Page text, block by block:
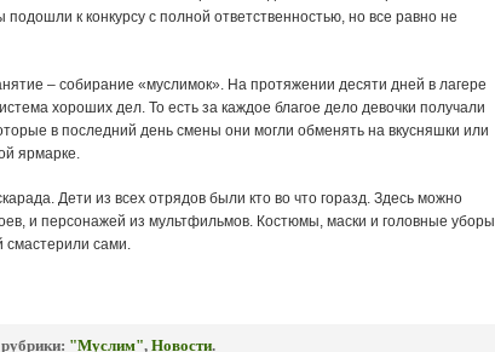
подошли к конкурсу с полной ответственностью, но все равно не
– собирание «муслимок». На протяжении десяти дней в лагере
хороших дел. То есть за каждое благое дело девочки получали
в последний день смены они могли обменять на вкусняшки или
ярмарке.
Дети из всех отрядов были кто во что горазд. Здесь можно
и персонажей из мультфильмов. Костюмы, маски и головные уборы
смастерили сами.
"Муслим", Новости.